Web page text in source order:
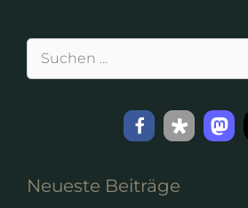
Suchen
Neueste Beiträge